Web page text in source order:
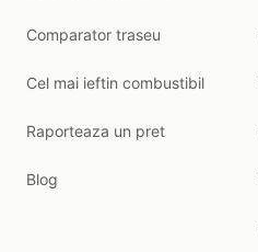
Comparator traseu
Cel mai ieftin combustibil
Raporteaza un pret
Blog